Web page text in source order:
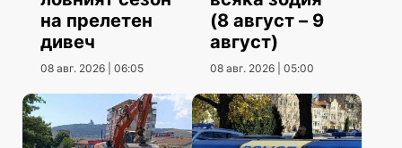
на прелетен
дивеч
08 авг. 2026 | 06:05
(8 август – 9
август)
08 авг. 2026 | 05:00